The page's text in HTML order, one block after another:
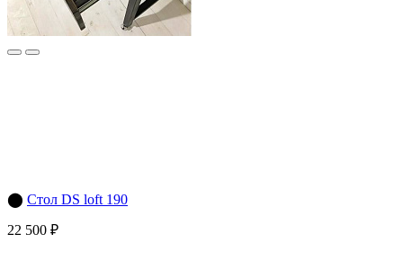
⬤ Стол DS loft 190
22 500 ₽